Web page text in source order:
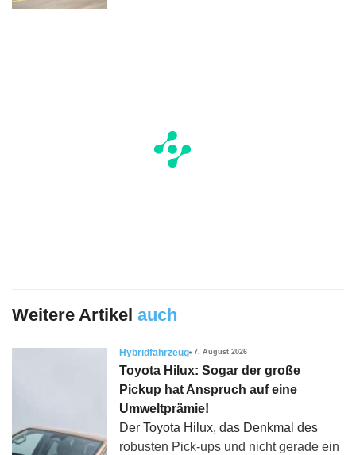
Weitere Artikel auch
Hybridfahrzeug 7. August 2026
Toyota Hilux: Sogar der große
Pickup hat Anspruch auf eine
Umweltprämie!
Der Toyota Hilux, das Denkmal des
robusten Pick-ups und nicht gerade ein